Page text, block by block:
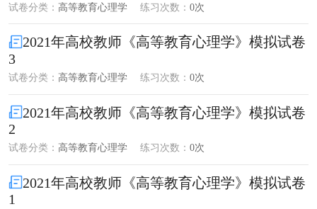
试卷分类： 高等教育心理学 练习次数： 0次
2021年高校教师《高等教育心理学》模拟试卷
3
试卷分类： 高等教育心理学 练习次数： 0次
2021年高校教师《高等教育心理学》模拟试卷
2
试卷分类： 高等教育心理学 练习次数： 0次
2021年高校教师《高等教育心理学》模拟试卷
1